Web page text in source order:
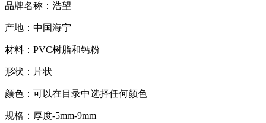
品牌名称：浩望
产地：中国海宁
材料：PVC树脂和钙粉
形状：片状
颜色：可以在目录中选择任何颜色
规格：厚度-5mm-9mm